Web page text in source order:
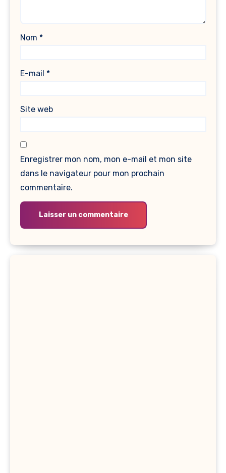
Nom *
E-mail *
Site web
Enregistrer mon nom, mon e-mail et mon site
dans le navigateur pour mon prochain
commentaire.